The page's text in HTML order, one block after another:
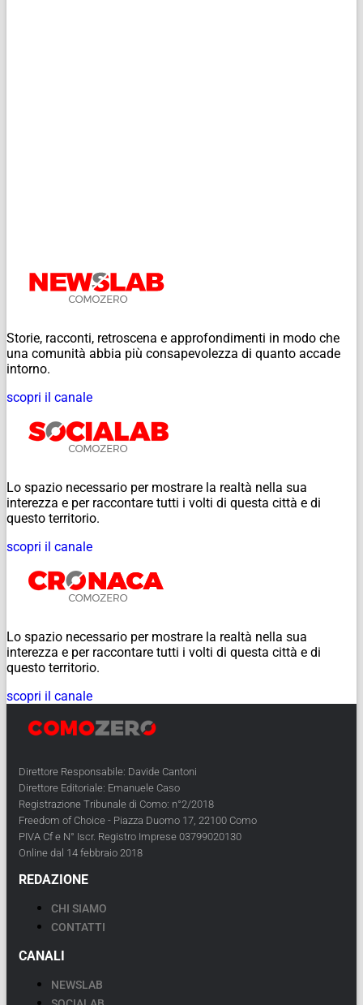
Storie, racconti, retroscena e approfondimenti in modo che
una comunità abbia più consapevolezza di quanto accade
intorno.
scopri il canale
Lo spazio necessario per mostrare la realtà nella sua
interezza e per raccontare tutti i volti di questa città e di
questo territorio.
scopri il canale
Lo spazio necessario per mostrare la realtà nella sua
interezza e per raccontare tutti i volti di questa città e di
questo territorio.
scopri il canale
Direttore Responsabile: Davide Cantoni
Direttore Editoriale: Emanuele Caso
Registrazione Tribunale di Como: n°2/2018
Freedom of Choice - Piazza Duomo 17, 22100 Como
PIVA Cf e N° Iscr. Registro Imprese 03799020130
Online dal 14 febbraio 2018
REDAZIONE
CHI SIAMO
CONTATTI
CANALI
NEWSLAB